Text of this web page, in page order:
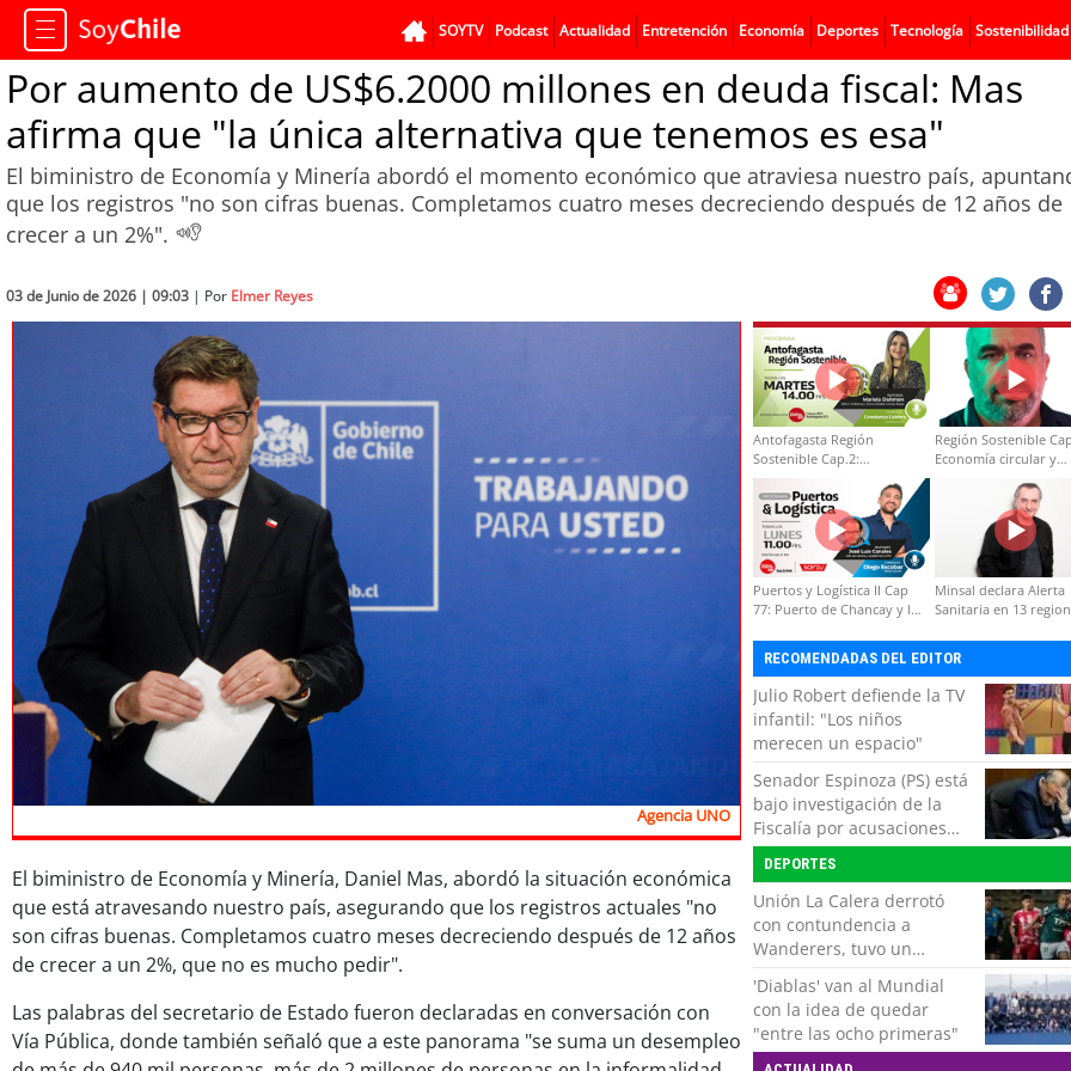
SOYTV Podcast Actualidad Entretención Economía Deportes Tecnología Sostenibilidad
Por aumento de US$6.2000 millones en deuda fiscal: Mas
afirma que "la única alternativa que tenemos es esa"
El biministro de Economía y Minería abordó el momento económico que atraviesa nuestro país,
que los registros "no son cifras buenas. Completamos cuatro meses decreciendo después de 12 años de
crecer a un 2%".
03 de Junio de 2026 | 09:03 | Por Elmer Reyes
Agencia UNO
El biministro de Economía y Minería, Daniel Mas, abordó la situación económica
que está atravesando nuestro país, asegurando que los registros actuales "no
son cifras buenas. Completamos cuatro meses decreciendo después de 12 años
de crecer a un 2%, que no es mucho pedir".
Las palabras del secretario de Estado fueron declaradas en conversación con
Vía Pública, donde también señaló que a este panorama "se suma un desempleo
Antofagasta Región
Sostenible Cap.2:
Educación ambiental y
formación de capacidades
técnicas
Región Sostenible
Economía circular y
Puertos y Logística II Cap
77: Puerto de Chancay y la
Minsal declara Alerta
Sanitaria en 13
RECOMENDADAS DEL EDITOR
Julio Robert defiende la TV
infantil: "Los niños
merecen un espacio"
Senador Espinoza (PS) está
bajo investigación de la
Fiscalía por acusaciones
cruzadas de agresión con
su pareja
DEPORTES
Unión La Calera derrotó
con contundencia a
Wanderers, tuvo un
respiro y clasificó en Copa
Chile
'Diablas' van al Mundial
con la idea de quedar
"entre las ocho primeras"